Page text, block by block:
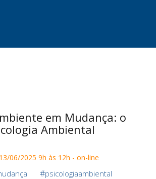
em Mudança: o
Ambiental
06/2025 9h às 12h - on-line
#psicologiaambiental